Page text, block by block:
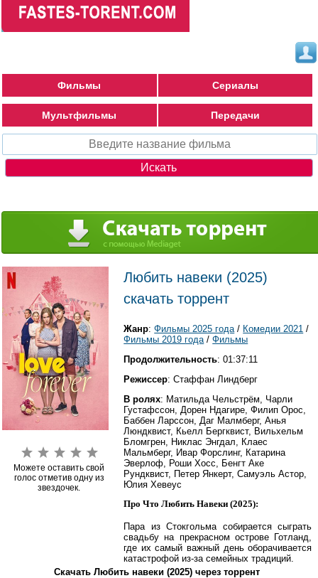
Фильмы Сериалы
Мультфильмы Передачи
Можете оставить свой
голос отметив одну из
звездочек.
Любить навеки (2025)
скачать торрент
Жанр:Фильмы 2025 года/ Комедии 2021 /
Фильмы 2019 года/Фильмы
Продолжительность: 01:37:11
Режиссер: Стаффан Линдберг
В ролях: Матильда Чельстрём, Чарли
Густафссон, Дорен Ндагире, Филип Орос,
Баббен Ларссон, Даг Малмберг, Анья
Люндквист, Кьелл Бергквист, Вильхельм
Бломгрен, Никлас Энгдал, Клаес
Мальмберг, Ивар Форслинг, Катарина
Эверлоф, Роши Хосс, Бенгт Аке
Рундквист, Петер Янкерт, Самуэль Астор,
Юлия Хевеус
Про Что Любить Навеки (2025):
Пара из Стокгольма собирается сыграть
свадьбу на прекрасном острове Готланд,
где их самый важный день оборачивается
катастрофой из-за семейных традиций.
Скачать Любить навеки (2025) через торрент